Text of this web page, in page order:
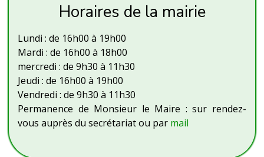
Horaires de la mairie
Lundi : de 16h00 à 19h00
Mardi : de 16h00 à 18h00
mercredi : de 9h30 à 11h30
Jeudi : de 16h00 à 19h00
Vendredi : de 9h30 à 11h30
Permanence de Monsieur le Maire : sur rendez-
vous auprès du secrétariat ou par mail